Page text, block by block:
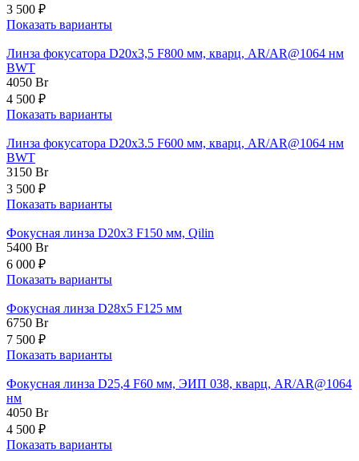
3 500 ₽
Показать варианты
Линза фокусатора D20x3,5 F800 мм, кварц, AR/AR@1064 нм
BWT
4050 Br
4 500 ₽
Показать варианты
Линза фокусатора D20x3.5 F600 мм, кварц, AR/AR@1064 нм
BWT
3150 Br
3 500 ₽
Показать варианты
Фокусная линза D20х3 F150 мм, Qilin
5400 Br
6 000 ₽
Показать варианты
Фокусная линза D28х5 F125 мм
6750 Br
7 500 ₽
Показать варианты
Фокусная линза D25,4 F60 мм, ЭИП 038, кварц, AR/AR@1064
нм
4050 Br
4 500 ₽
Показать варианты